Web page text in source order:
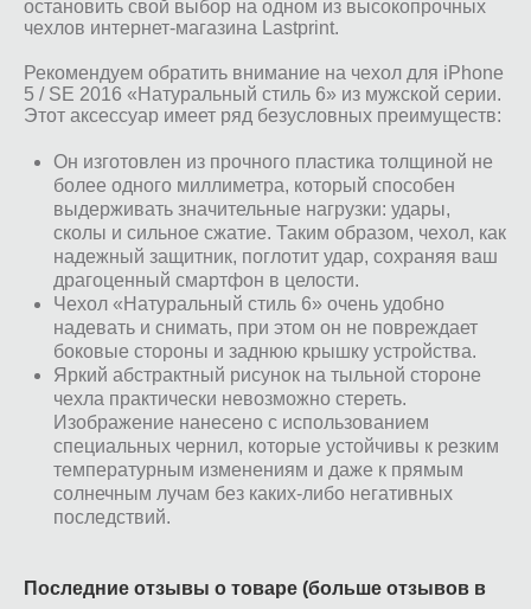
остановить свой выбор на одном из высокопрочных
чехлов интернет-магазина Lastprint.
Рекомендуем обратить внимание на чехол для iPhone
5 / SE 2016 «Натуральный стиль 6» из мужской серии.
Этот аксессуар имеет ряд безусловных преимуществ:
Он изготовлен из прочного пластика толщиной не
более одного миллиметра, который способен
выдерживать значительные нагрузки: удары,
сколы и сильное сжатие. Таким образом, чехол, как
надежный защитник, поглотит удар, сохраняя ваш
драгоценный смартфон в целости.
Чехол «Натуральный стиль 6» очень удобно
надевать и снимать, при этом он не повреждает
боковые стороны и заднюю крышку устройства.
Яркий абстрактный рисунок на тыльной стороне
чехла практически невозможно стереть.
Изображение нанесено с использованием
специальных чернил, которые устойчивы к резким
температурным изменениям и даже к прямым
солнечным лучам без каких-либо негативных
последствий.
Последние отзывы о товаре (больше отзывов в